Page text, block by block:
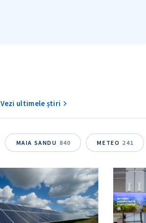
Vezi ultimele știri
MAIA SANDU 840 METEO 241